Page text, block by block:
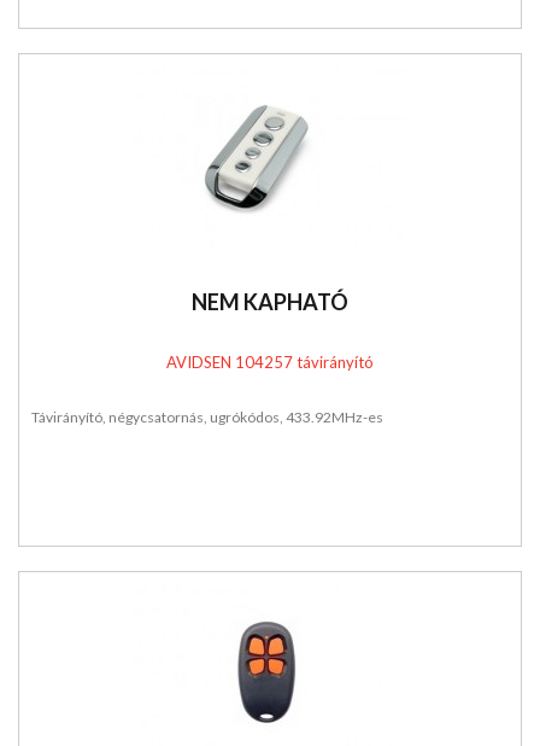
NEM KAPHATÓ
AVIDSEN 104257 távirányító
Távirányító, négycsatornás, ugrókódos, 433.92MHz-es